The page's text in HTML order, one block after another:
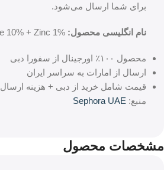
برای شما ارسال می‌شود.
نام انگلیسی محصول:
محصول ۱۰۰٪ اورجینال از سفورا دبی
ارسال از امارات به سراسر ایران
قیمت شامل خرید از دبی + هزینه ارسال
منبع: Sephora UAE
مشخصات محصول